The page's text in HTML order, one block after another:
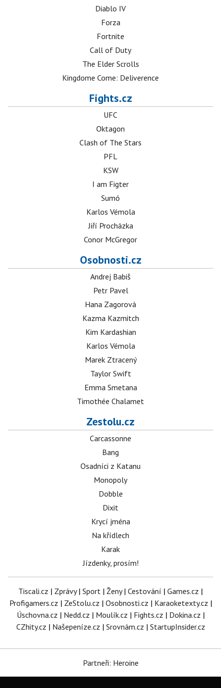
Diablo IV
Forza
Fortnite
Call of Duty
The Elder Scrolls
Kingdome Come: Deliverence
Fights.cz
UFC
Oktagon
Clash of The Stars
PFL
KSW
I am Figter
Sumó
Karlos Vémola
Jiří Procházka
Conor McGregor
Osobnosti.cz
Andrej Babiš
Petr Pavel
Hana Zagorová
Kazma Kazmitch
Kim Kardashian
Karlos Vémola
Marek Ztracený
Taylor Swift
Emma Smetana
Timothée Chalamet
Zestolu.cz
Carcassonne
Bang
Osadníci z Katanu
Monopoly
Dobble
Dixit
Krycí jména
Na křídlech
Karak
Jízdenky, prosím!
Tiscali.cz | Zprávy| Sport | Ženy| Cestování | Games.cz |
Profigamers.cz | ZeStolu.cz | Osobnosti.cz | Karaoketexty.cz |
Úschovna.cz | Nedd.cz | Moulík.cz | Fights.cz | Dokina.cz |
CZhity.cz | Našepeníze.cz | Srovnám.cz | StartupInsider.cz
Partneři: Heroine